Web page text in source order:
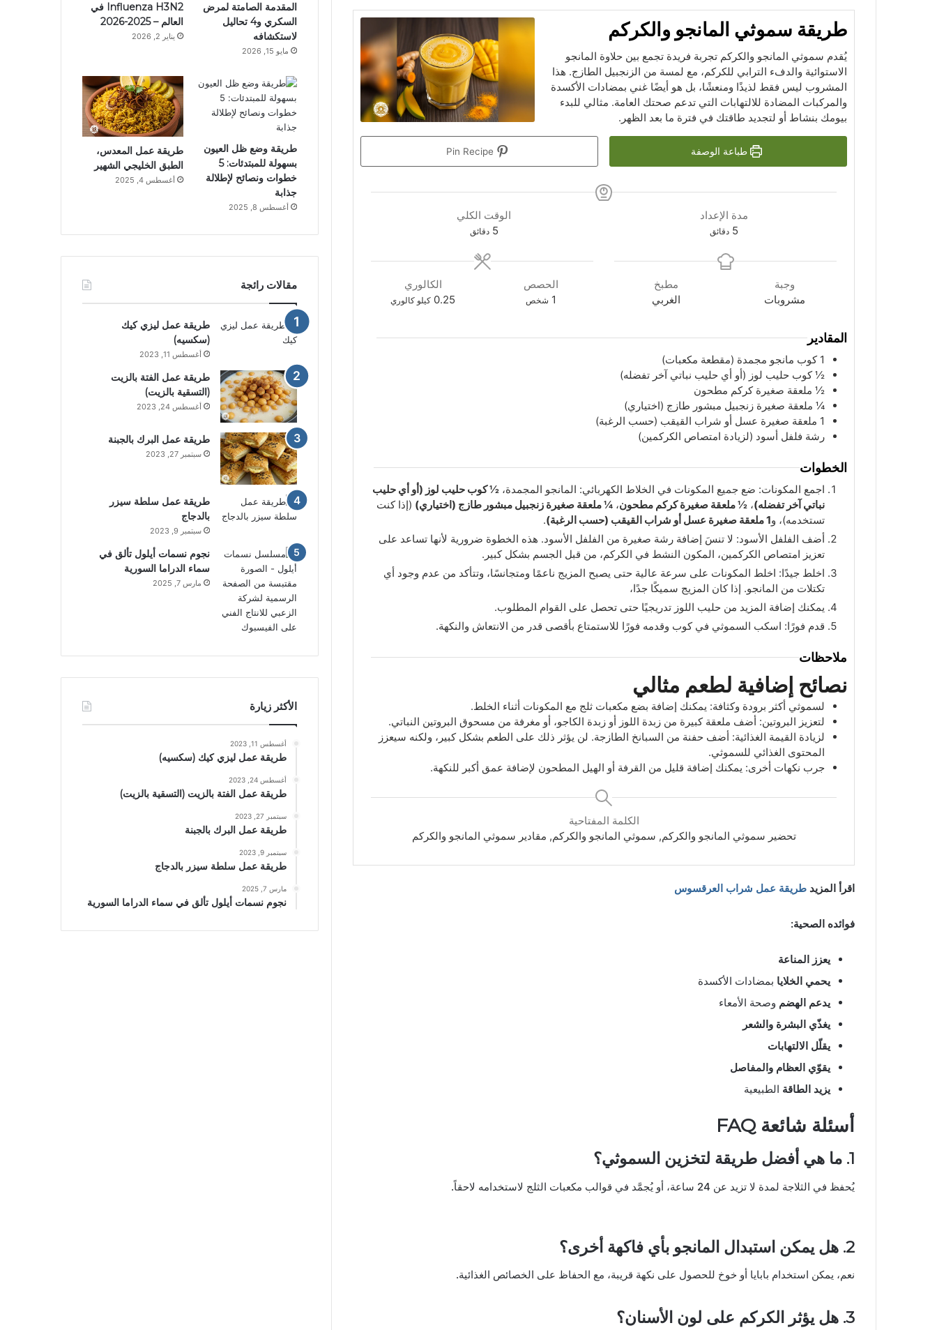
طريقة سموثي المانجو والكركم
يُقدم سموثي المانجو والكركم تجربة فريدة تجمع بين حلاوة المانجو
الاستوائية والدفء الترابي للكركم، مع لمسة من الزنجبيل الطازج. هذا
المشروب ليس فقط لذيذًا ومنعشًا، بل هو أيضًا غني بمضادات الأكسدة
والمركبات المضادة للالتهابات التي تدعم صحتك العامة. مثالي للبدء
بيومك بنشاط أو لتجديد طاقتك في فترة ما بعد الظهر.
طباعة الوصفة
مدة الإعداد
5
دقائق
دقائق
الوقت الكلي
5
دقائق
دقائق
وجبة
مشروبات
مطبخ
الغربي
الحصص
1 شخص
الكالوري
0.25 كيلو كالوري
المقادير
1 كوب مانجو مجمدة (مقطعة مكعبات)
½ كوب حليب لوز (أو أي حليب نباتي آخر تفضله)
½ ملعقة صغيرة كركم مطحون
¼ ملعقة صغيرة زنجبيل مبشور طازج (اختياري)
1 ملعقة صغيرة عسل أو شراب القيقب (حسب الرغبة)
رشة فلفل أسود (لزيادة امتصاص الكركمين)
الخطوات
اجمع المكونات: ضع جميع المكونات في الخلاط الكهربائي: المانجو المجمدة، ½ كوب حليب لوز (أو أي حليب
نباتي آخر تفضله)، ½ ملعقة صغيرة كركم مطحون، ¼ ملعقة صغيرة زنجبيل مبشور طازج (اختياري) (إذا كنت
تستخدمه)، و1 ملعقة صغيرة عسل أو شراب القيقب (حسب الرغبة)
.
أضف الفلفل الأسود: لا تنسَ إضافة رشة صغيرة من الفلفل الأسود. هذه الخطوة ضرورية لأنها تساعد على
تعزيز امتصاص الكركمين، المكون النشط في الكركم، من قبل الجسم بشكل كبير.
اخلط جيدًا: اخلط المكونات على سرعة عالية حتى يصبح المزيج ناعمًا ومتجانسًا، وتتأكد من عدم وجود أي
تكتلات من المانجو. إذا كان المزيج سميكًا جدًا،
يمكنك إضافة المزيد من حليب اللوز تدريجيًا حتى تحصل على القوام المطلوب.
قدم فورًا: اسكب السموثي في كوب وقدمه فورًا للاستمتاع بأقصى قدر من الانتعاش والنكهة.
ملاحظات
نصائح إضافية لطعم مثالي
لسموثي أكثر برودة وكثافة: يمكنك إضافة بضع مكعبات ثلج مع المكونات أثناء الخلط.
لتعزيز البروتين: أضف ملعقة كبيرة من زبدة اللوز أو زبدة الكاجو، أو مغرفة من مسحوق البروتين النباتي.
لزيادة القيمة الغذائية: أضف حفنة من السبانخ الطازجة. لن يؤثر ذلك على الطعم بشكل كبير، ولكنه سيعزز
المحتوى الغذائي للسموثي.
جرب نكهات أخرى: يمكنك إضافة قليل من القرفة أو الهيل المطحون لإضافة عمق أكبر للنكهة.
الكلمة المفتاحية
تحضير سموثي المانجو والكركم, سموثي المانجو والكركم, مقادير سموثي المانجو والكركم
اقرأ المزيد طريقة عمل شراب العرقسوس
فوائده الصحية:
يعزز المناعة
يحمي الخلايا بمضادات الأكسدة
يدعم الهضم وصحة الأمعاء
يغذّي البشرة والشعر
يقلّل الالتهابات
يقوّي العظام والمفاصل
يزيد الطاقة الطبيعية
أسئلة شائعة FAQ
1. ما هي أفضل طريقة لتخزين السموثي؟
يُحفظ في الثلاجة لمدة لا تزيد عن 24 ساعة، أو يُجمَّد في قوالب مكعبات الثلج لاستخدامه لاحقاً.
2. هل يمكن استبدال المانجو بأي فاكهة أخرى؟
نعم، يمكن استخدام بابايا أو خوخ للحصول على نكهة قريبة، مع الحفاظ على الخصائص الغذائية.
3. هل يؤثر الكركم على لون الأسنان؟
المقدمة الصامتة لمرض
السكري و4 تحاليل
لاستكشافه
مايو 15, 2026
Influenza H3N2 في
العالم – 2025-2026
يناير 2, 2026
طريقة وضع ظل العيون
بسهولة للمبتدئات: 5
خطوات ونصائح لإطلالة
جذابة
أغسطس 8, 2025
طريقة عمل المعدس،
الطبق الخليجي الشهير
أغسطس 4, 2025
مقالات رائجة
طريقة عمل ليزي كيك
(سكسيه)
أغسطس 11, 2023
طريقة عمل الفتة بالزيت
(التسقية بالزيت)
أغسطس 24, 2023
طريقة عمل البرك بالجبنة
سبتمبر 27, 2023
طريقة عمل سلطة سيزر
بالدجاج
سبتمبر 9, 2023
نجوم نسمات أيلول تألق في
سماء الدراما السورية
مارس 7, 2025
الأكثر زيارة
أغسطس 11, 2023
طريقة عمل ليزي كيك (سكسيه)
أغسطس 24, 2023
طريقة عمل الفتة بالزيت (التسقية بالزيت)
سبتمبر 27, 2023
طريقة عمل البرك بالجبنة
سبتمبر 9, 2023
طريقة عمل سلطة سيزر بالدجاج
مارس 7, 2025
نجوم نسمات أيلول تألق في سماء الدراما السورية